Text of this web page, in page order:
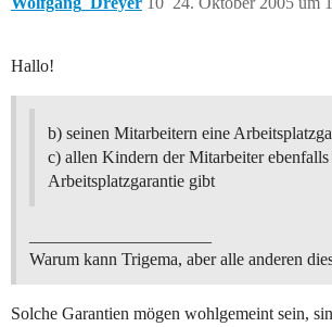
Hallo!
b) seinen Mitarbeitern eine
c) allen Kindern der Mitarbeiter ebenfalls
Arbeitsplatzgarantie gibt
Warum kann Trigema, aber alle anderen
Solche Garantien mögen wohlgemeint sein,